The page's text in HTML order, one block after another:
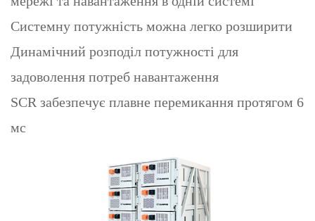
Системну потужність можна легко розширити
Динамічний розподіл потужності для
задоволення потреб навантаження
SCR забезпечує плавне перемикання протягом 6
мс